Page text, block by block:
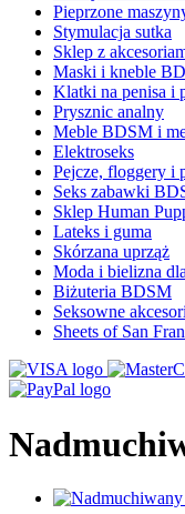
Pieprzone
Stymulacja sutka
Sklep z
Maski i kneble
Klatki na penisa i
Prysznic analny
Meble BDSM i
Elektroseks
Pejcze, floggery i
Seks zabawki
Sklep Human
Lateks i guma
Skórzana uprząż
Moda i bielizna
Biżuteria BDSM
Seksowne
Sheets of San